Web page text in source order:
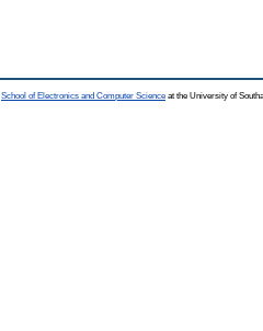
School of Electronics and Computer Science at the University of